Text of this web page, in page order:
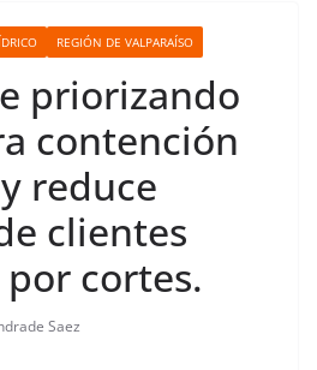
REGIÓN DE VALPARAÍSO
priorizando
contención
reduce
clientes
cortes.
Saez